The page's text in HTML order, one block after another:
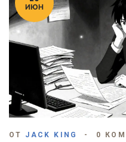
ИЮН
ОТ JACK KING 0